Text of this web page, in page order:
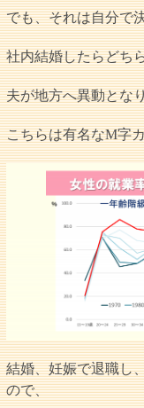
でも、それは自分で
社内結婚したらどち
夫が地方へ異動とな
こちらは有名なM字
結婚、妊娠で退職し
ので、